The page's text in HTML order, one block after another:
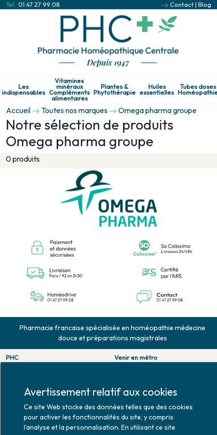
Tel : 01 47 27 99 08 Contact| Blog
Les
indispensables
Vitamines
minéraux
Compléments
alimentaires
Plantes &
Phytothérapie
Huiles
essentielles
Tubes doses
Accueil Toutes nos marques Omega pharma groupe
Notre sélection de produits
Omega pharma groupe
0 produits
Pharmacie francaise spécialisée en homéopathie médecine
douce et préparations magistrales
PHC
Fax. 01 47 55 03 61
Horaires d'ouverture
Lundi : 10h30 - 20h00
Mardi au vendredi : 9h00 -
Venir en métro
Venir en bus
Jean Monet : ligne 52.
Avertissement relatif aux cookies
Ce site Web stocke des données telles que des cookies
pour activer les fonctionnalités du site, y compris
l'analyse et la personnalisation. En utilisant ce site